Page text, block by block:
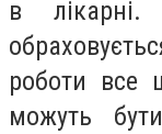
в
роботи все
можуть